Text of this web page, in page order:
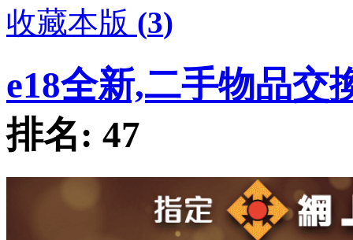
收藏本版 (3)
e18全新,二手物品交
排名: 47